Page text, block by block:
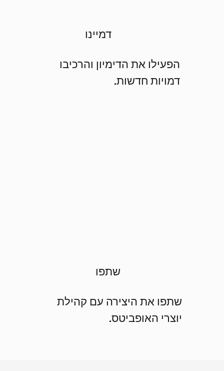
שתפו את היצירה עם קהילת
יוצרי האופביטס.
שתפו
דמיינו
הפעילו את הדימיון והרכיבו
דמויות חדשות.